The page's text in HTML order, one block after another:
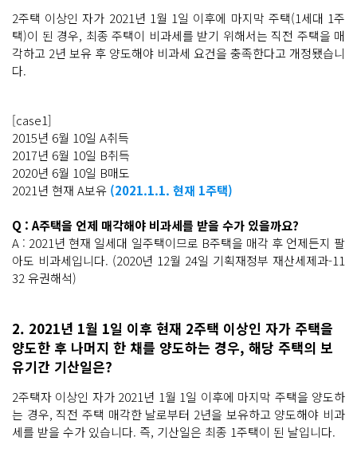
2주택 이상인 자가 2021년 1월 1일 이후에 마지막 주택(1세대 1주
택)이 된 경우, 최종 주택이 비과세를 받기 위해서는 직전 주택을 매
각하고 2년 보유 후 양도해야 비과세 요건을 충족한다고 개정됐습니
다.
[case1]
2015년 6월 10일 A취득
2017년 6월 10일 B취득
2020년 6월 10일 B매도
2021년 현재 A보유 (2021.1.1. 현재 1주택)
Q : A주택을 언제 매각해야 비과세를 받을 수가 있을까요?
A : 2021년 현재 일세대 일주택이므로 B주택을 매각 후 언제든지 팔
아도 비과세입니다. (2020년 12월 24일 기획재정부 재산세제과-11
32 유권해석)
2. 2021년 1월 1일 이후 현재 2주택 이상인 자가 주택을
양도한 후 나머지 한 채를 양도하는 경우, 해당 주택의 보
유기간 기산일은?
2주택자 이상인 자가 2021년 1월 1일 이후에 마지막 주택을 양도하
는 경우, 직전 주택 매각한 날로부터 2년을 보유하고 양도해야 비과
세를 받을 수가 있습니다. 즉, 기산일은 최종 1주택이 된 날입니다.